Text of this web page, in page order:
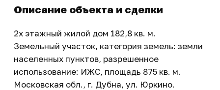
Описание объекта и сделки
2х этажный жилой дом 182,8 кв. м.
Земельный участок, категория земель: земли
населенных пунктов, разрешенное
использование: ИЖС, площадь 875 кв. м.
Московская обл., г. Дубна, ул. Юркино.